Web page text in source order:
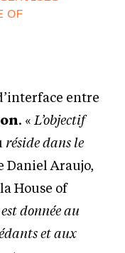
OF
entre
. «L’objectif
réside dans le
Daniel Araujo,
House of
donnée au
et aux